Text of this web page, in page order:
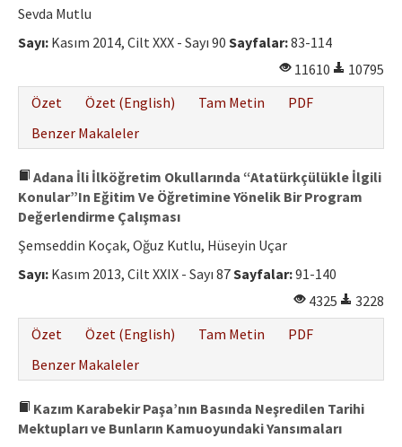
Sevda Mutlu
Sayı: Kasım 2014, Cilt XXX - Sayı 90 Sayfalar:83-114
11610
10795
Özet
Özet (English) Tam Metin
PDF
Benzer Makaleler
Adana İli İlköğretim Okullarında “Atatürkçülükle İlgili
Konular”In Eğitim Ve Öğretimine Yönelik Bir Program
Değerlendirme Çalışması
Şemseddin Koçak, Oğuz Kutlu, Hüseyin Uçar
Sayı: Kasım 2013, Cilt XXIX - Sayı 87Sayfalar:91-140
4325
3228
Özet
Özet (English) Tam Metin
PDF
Benzer Makaleler
Kazım Karabekir Paşa’nın Basında Neşredilen Tarihi
Mektupları ve Bunların Kamuoyundaki Yansımaları